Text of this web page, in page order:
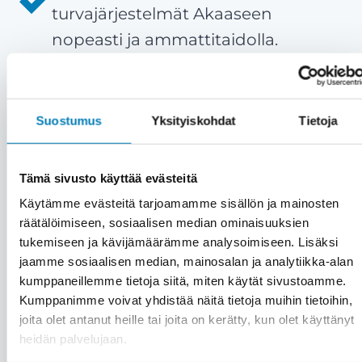
Suostumus Yksityiskohdat Tietoja
Tämä sivusto käyttää evästeitä
Käytämme evästeitä tarjoamamme sisällön ja mainosten
räätälöimiseen, sosiaalisen median ominaisuuksien
tukemiseen ja kävijämäärämme analysoimiseen. Lisäksi
jaamme sosiaalisen median, mainosalan ja analytiikka-alan
kumppaneillemme tietoja siitä, miten käytät sivustoamme.
Kumppanimme voivat yhdistää näitä tietoja muihin tietoihin,
joita olet antanut heille tai joita on kerätty, kun olet käyttänyt
heidän palvelujaan.
turvajärjestelmät Akaaseen
nopeasti ja ammattitaidolla.
Tyytyväiset asiakkaat ovat meille
– Meille asiakas on
aina etusijalla. Emme myy väkisin,
vaan vain aitoon tarpeeseen.
Asiakastyytyväisyytemme on yli 90
Kattavat palvelut saman katon
alta– Kiinteistön turvajärjestelmien
lisäksi saat meiltä kätevästi saman
katon alta muutkin huolto- ja
asennuspalvelut, kuten
automaatio